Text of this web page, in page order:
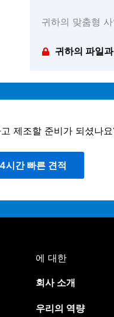
귀하의 맞춤형
귀하의 파일
제조할 준비가 되셨나
시간 빠른 견적
에 대한
회사 소개
우리의 역량